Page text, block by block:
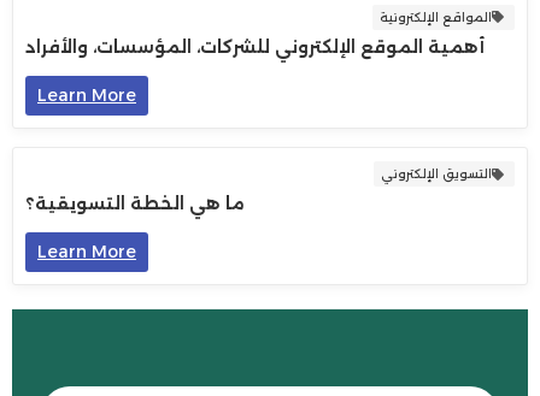
المواقع الإلكترونية
أهمية الموقع الإلكتروني للشركات، المؤسسات، والأفراد
Learn More
التسويق الإلكتروني
ما هي الخطة التسويقية؟
Learn More